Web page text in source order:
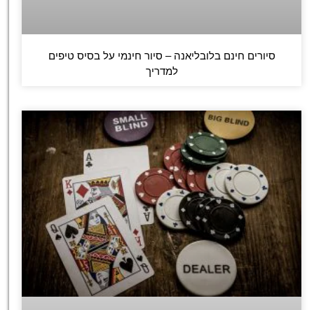
סיורים חינם בלובליאנה – סיור חינמי על בסיס טיפים
למדריך